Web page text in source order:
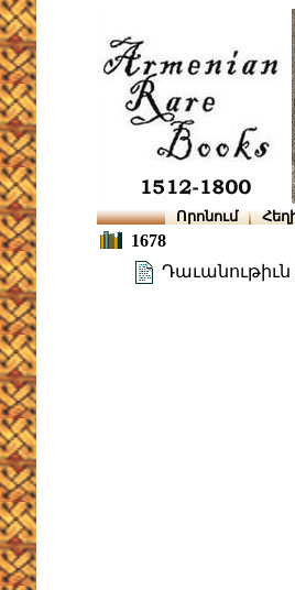
Որոնում
1678
Դաւանութիւն